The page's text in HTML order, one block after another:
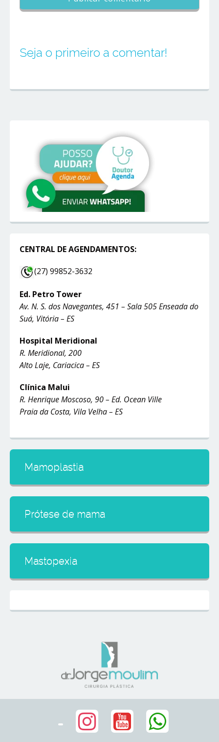
Seja o primeiro a comentar!
CENTRAL DE AGENDAMENTOS:
(27) 99852-3632
Ed. Petro Tower
Av. N. S. dos Navegantes, 451 – Sala 505 Enseada do
Suá, Vitória – ES
Hospital Meridional
R. Meridional, 200
Alto Laje, Cariacica – ES
Clínica Malui
R. Henrique Moscoso, 90 – Ed. Ocean Ville
Praia da Costa, Vila Velha – ES
Mamoplastia
Prótese de mama
Mastopexia